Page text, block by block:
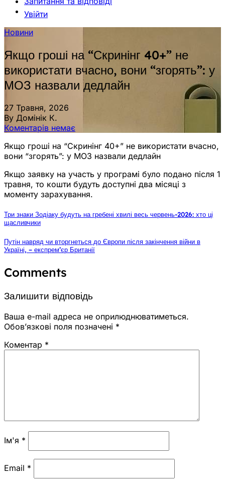
Увійти
Новини
Якщо гроші на “Скринінг 40+” не
використати вчасно, вони “згорять”: у
МОЗ назвали дедлайн
27 Травня, 2026
By Домінік К.
Коментарів немає
Якщо гроші на “Скринінг 40+” не використати вчасно,
вони “згорять”: у МОЗ назвали дедлайн
Якщо заявку на участь у програмі було подано після 1
травня, то кошти будуть доступні два місяці з
моменту зарахування.
Три знаки Зодіаку будуть на гребені хвилі весь червень-2026: хто ці
щасливчики
Путін навряд чи вторгнеться до Європи після закінчення війни в
Україні, – експрем’єр Британії
Comments
Залишити відповідь
Ваша e-mail адреса не оприлюднюватиметься.
Обов’язкові поля позначені *
Коментар *
Ім'я *
Email *